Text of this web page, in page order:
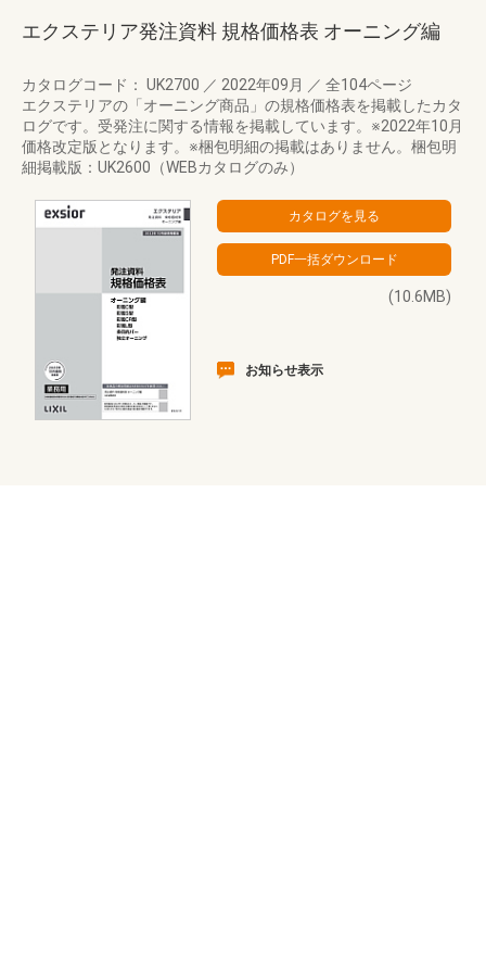
エクステリア発注資料 規格価格表 オーニング編
カタログコード： UK2700 ／ 2022年09月 ／ 全104ページ
エクステリアの「オーニング商品」の規格価格表を掲載したカタ
ログです。受発注に関する情報を掲載しています。※2022年10月
価格改定版となります。※梱包明細の掲載はありません。梱包明
細掲載版：UK2600（WEBカタログのみ）
(10.6MB)
お知らせ表示